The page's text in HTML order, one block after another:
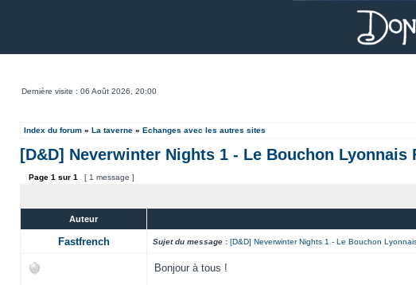
Dernière visite : 06 Août 2026, 20:00
Index du forum » La taverne » Echanges avec les autres sites
[D&D] Neverwinter Nights 1 - Le Bouchon Lyonnais
Page 1 sur 1 [ 1 message ]
Auteur
Fastfrench Sujet du message : [D&D] Neverwinter Nights 1 - Le Bouchon
Bonjour à tous !